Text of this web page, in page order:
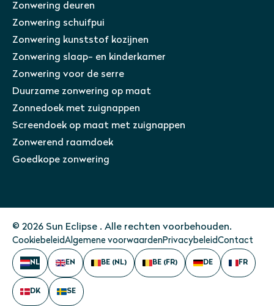
Zonwering deuren
Zonwering schuifpui
Zonwering kunststof kozijnen
Zonwering slaap- en kinderkamer
Zonwering voor de serre
Duurzame zonwering op maat
Zonnedoek met zuignappen
Screendoek op maat met zuignappen
Zonwerend raamdoek
Goedkope zonwering
© 2026 Sun Eclipse . Alle rechten voorbehouden.
CookiebeleidAlgemene voorwaardenPrivacybeleidContact
NL EN BE (NL) BE (FR) DE FR
DK SE